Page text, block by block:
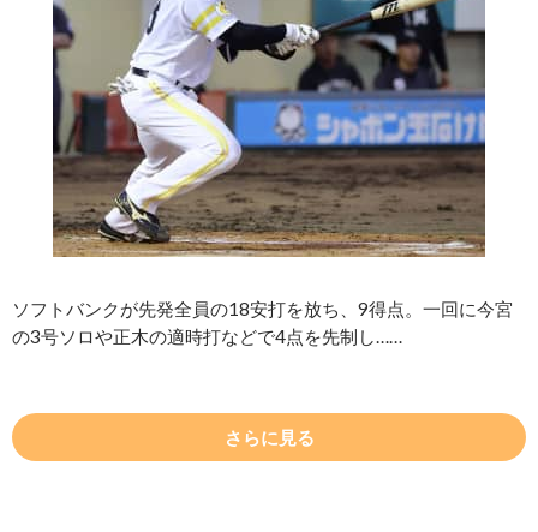
ソフトバンクが先発全員の18安打を放ち、9得点。一回に今宮
の3号ソロや正木の適時打などで4点を先制し……
さらに見る